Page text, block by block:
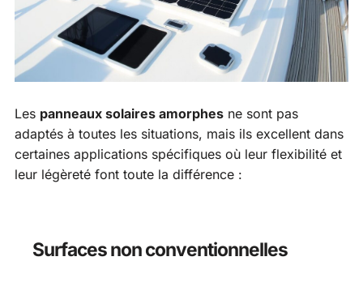
Les panneaux solaires amorphes ne sont pas
adaptés à toutes les situations, mais ils excellent dans
certaines applications spécifiques où leur flexibilité et
leur légèreté font toute la différence :
Surfaces non conventionnelles